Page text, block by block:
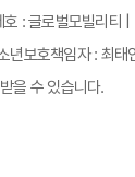
호 : 글로벌모빌리
년보호책임자 : 최태
을 수 있습니다.